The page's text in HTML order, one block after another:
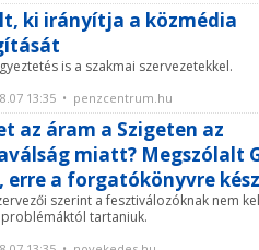
ki irányítja a közmédia
is a szakmai szervezetekkel.
13:35 • penzcentrum.hu
az áram a Szigeten az
miatt? Megszólalt
erre a forgatókönyvre
szerint a fesztiválozóknak nem
tartaniuk.